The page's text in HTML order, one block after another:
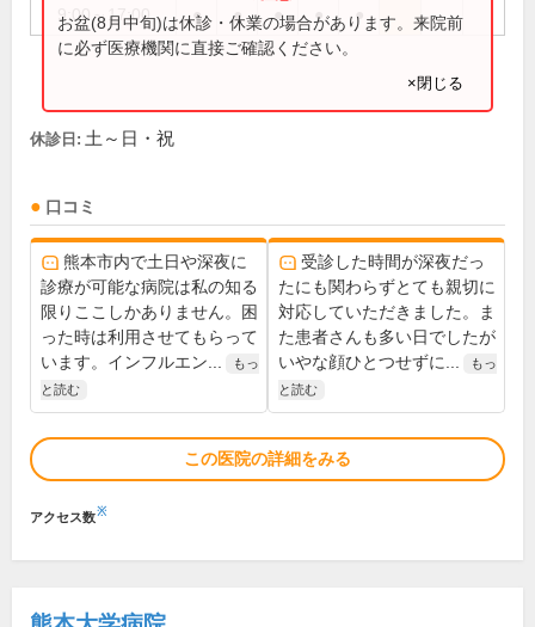
9:00～17:00 ● ● ● ● ●
お盆(8月中旬)は休診・休業の場合があります。来院前
に必ず医療機関に直接ご確認ください。
×閉じる
休診日: 土～日・祝
口コミ
熊本市内で土日や深夜に
診療が可能な病院は私の知る
限りここしかありません。困
った時は利用させてもらって
います。インフルエン...
もっ
と読む
受診した時間が深夜だっ
たにも関わらずとても親切に
対応していただきました。ま
た患者さんも多い日でしたが
いやな顔ひとつせずに...
もっ
と読む
この医院の詳細をみる
アクセス数※